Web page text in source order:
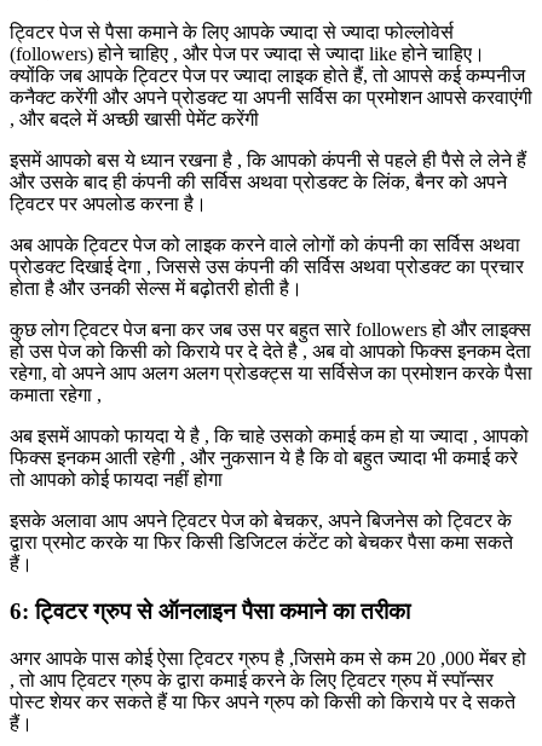
ट्विटर पेज से पैसा कमाने के लिए आपके ज्यादा से ज्यादा फोल्लोवेर्स
(followers) होने चाहिए , और पेज पर ज्यादा से ज्यादा like होने चाहिए।
क्योंकि जब आपके ट्विटर पेज पर ज्यादा लाइक होते हैं, तो आपसे कई कम्पनीज
कनैक्ट करेंगी और अपने प्रोडक्ट या अपनी सर्विस का प्रमोशन आपसे करवाएंगी
, और बदले में अच्छी खासी पेमेंट करेंगी
इसमें आपको बस ये ध्यान रखना है , कि आपको कंपनी से पहले ही पैसे ले लेने हैं
और उसके बाद ही कंपनी की सर्विस अथवा प्रोडक्ट के लिंक, बैनर को अपने
ट्विटर पर अपलोड करना है।
अब आपके ट्विटर पेज को लाइक करने वाले लोगों को कंपनी का सर्विस अथवा
प्रोडक्ट दिखाई देगा , जिससे उस कंपनी की सर्विस अथवा प्रोडक्ट का प्रचार
होता है और उनकी सेल्स में बढ़ोतरी होती है।
कुछ लोग ट्विटर पेज बना कर जब उस पर बहुत सारे followers हो और लाइक्स
हो उस पेज को किसी को किराये पर दे देते है , अब वो आपको फिक्स इनकम देता
रहेगा, वो अपने आप अलग अलग प्रोडक्ट्स या सर्विसेज का प्रमोशन करके पैसा
कमाता रहेगा ,
अब इसमें आपको फायदा ये है , कि चाहे उसको कमाई कम हो या ज्यादा , आपको
फिक्स इनकम आती रहेगी , और नुकसान ये है कि वो बहुत ज्यादा भी कमाई करे
तो आपको कोई फायदा नहीं होगा
इसके अलावा आप अपने ट्विटर पेज को बेचकर, अपने बिजनेस को ट्विटर के
द्वारा प्रमोट करके या फिर किसी डिजिटल कंटेंट को बेचकर पैसा कमा सकते
हैं।
6: ट्विटर ग्रुप से ऑनलाइन पैसा कमाने का तरीका
अगर आपके पास कोई ऐसा ट्विटर ग्रुप है ,जिसमे कम से कम 20 ,000 मेंबर हो
, तो आप ट्विटर ग्रुप के द्वारा कमाई करने के लिए ट्विटर ग्रुप में स्पॉन्सर
पोस्ट शेयर कर सकते हैं या फिर अपने ग्रुप को किसी को किराये पर दे सकते
हैं।